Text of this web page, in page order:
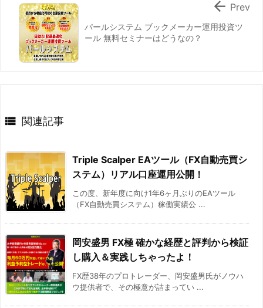
パールシステム ブックメーカー運用投資ツ
ール 無料セミナーはどうなの？
 Prev
 関連記事
Triple Scalper EAツール（FX自動売買シ
ステム）リアル口座運用公開！
この度、新年度に向け1年6ヶ月ぶりのEAツール
（FX自動売買システム）稼働実績公 ...
岡安盛男 FX極 確かな経歴と評判から検証
し購入＆実践しちゃったよ！
FX歴38年のプロトレーダー、岡安盛男氏がノウハ
ウ提供者で、その極意が詰まってい ...